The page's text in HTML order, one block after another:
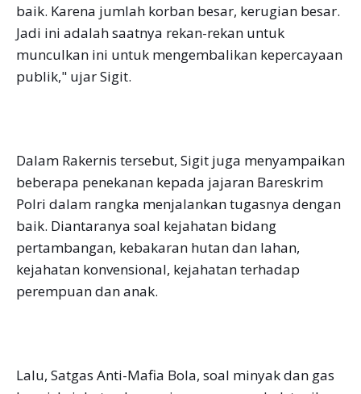
baik. Karena jumlah korban besar, kerugian besar.
Jadi ini adalah saatnya rekan-rekan untuk
munculkan ini untuk mengembalikan kepercayaan
publik," ujar Sigit.
Dalam Rakernis tersebut, Sigit juga menyampaikan
beberapa penekanan kepada jajaran Bareskrim
Polri dalam rangka menjalankan tugasnya dengan
baik. Diantaranya soal kejahatan bidang
pertambangan, kebakaran hutan dan lahan,
kejahatan konvensional, kejahatan terhadap
perempuan dan anak.
Lalu, Satgas Anti-Mafia Bola, soal minyak dan gas